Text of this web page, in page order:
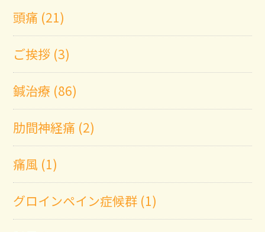
頭痛 (21)
ご挨拶 (3)
鍼治療 (86)
肋間神経痛 (2)
痛風 (1)
グロインペイン症候群 (1)